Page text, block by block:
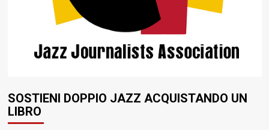
SOSTIENI DOPPIO JAZZ ACQUISTANDO UN
LIBRO